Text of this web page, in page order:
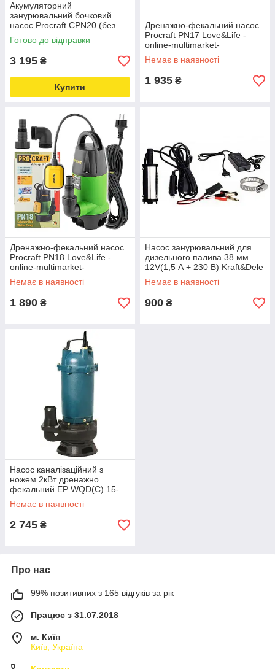
Акумуляторний
занурювальний бочковий
насос Procraft CPN20 (без
акб та зп) Love&Life -online-
multimarket-
Готово до відправки
3 195 ₴
Купити
Дренажно-фекальний насос
Procraft PN17 Love&Life -
online-multimarket-
Немає в наявності
1 935 ₴
Дренажно-фекальний насос
Procraft PN18 Love&Life -
online-multimarket-
Немає в наявності
1 890 ₴
Насос занурювальний для
дизельного палива 38 мм
12V(1,5 А + 230 В) Kraft&Dele
KD1172 Love&Life -online-
multimarket-
Немає в наявності
900 ₴
Насос каналізаційний з
ножем 2кВт дренажно
фекальний EP WQD(C) 15-
12-2.0 з подрібнювачем
h=15м Q=12куб Love&Life
Немає в наявності
2 745 ₴
Про нас
99% позитивних з 165 відгуків за рік
Працює з 31.07.2018
м. Київ
Київ, Україна